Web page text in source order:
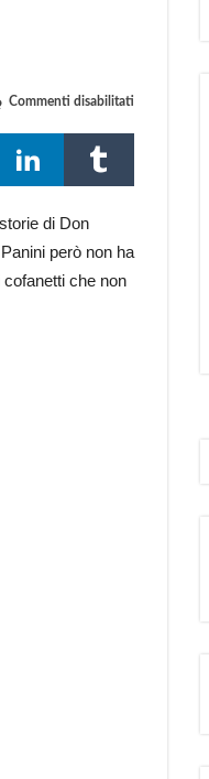
Commenti disabilitati
Don
Italia?
di Don
però non ha
che non